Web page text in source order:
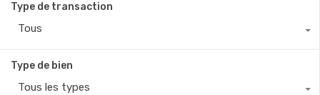
Type de transaction
Tous
Type de bien
Tous les types